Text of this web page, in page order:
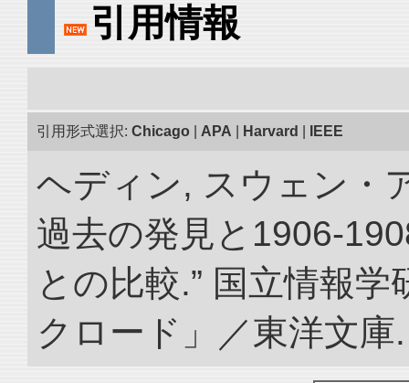
引用情報
引用形式選択: Chicago APA Harvard IEEE
ヘディン, スウェン・
過去の発見と1906-
との比較.” 国立情報
クロード」／東洋文